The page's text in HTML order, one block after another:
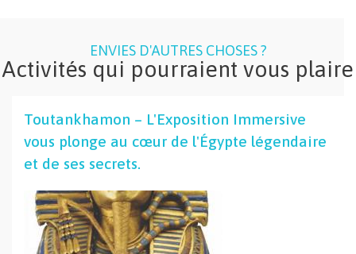
ENVIES D'AUTRES CHOSES ?
Activités qui pourraient vous plaire
Toutankhamon – L'Exposition Immersive
vous plonge au cœur de l'Égypte légendaire
et de ses secrets.